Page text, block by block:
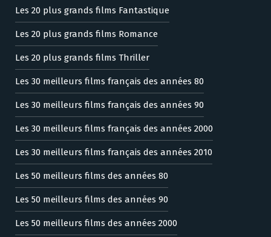
Les 20 plus grands films Fantastique
Les 20 plus grands films Romance
Les 20 plus grands films Thriller
Les 30 meilleurs films français des années 80
Les 30 meilleurs films français des années 90
Les 30 meilleurs films français des années 2000
Les 30 meilleurs films français des années 2010
Les 50 meilleurs films des années 80
Les 50 meilleurs films des années 90
Les 50 meilleurs films des années 2000